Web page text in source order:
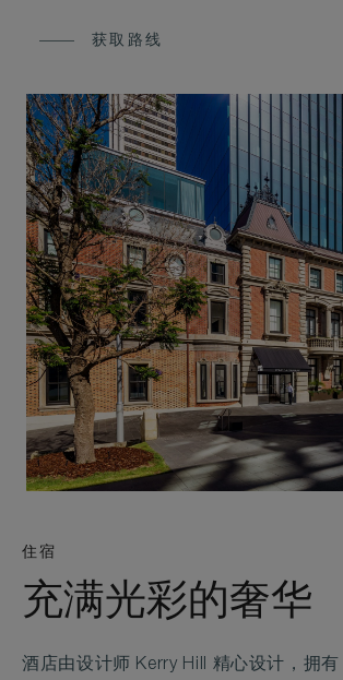
获取路线
住宿
充满光彩的奢华
酒店由设计师 Kerry Hill 精心设计，拥有